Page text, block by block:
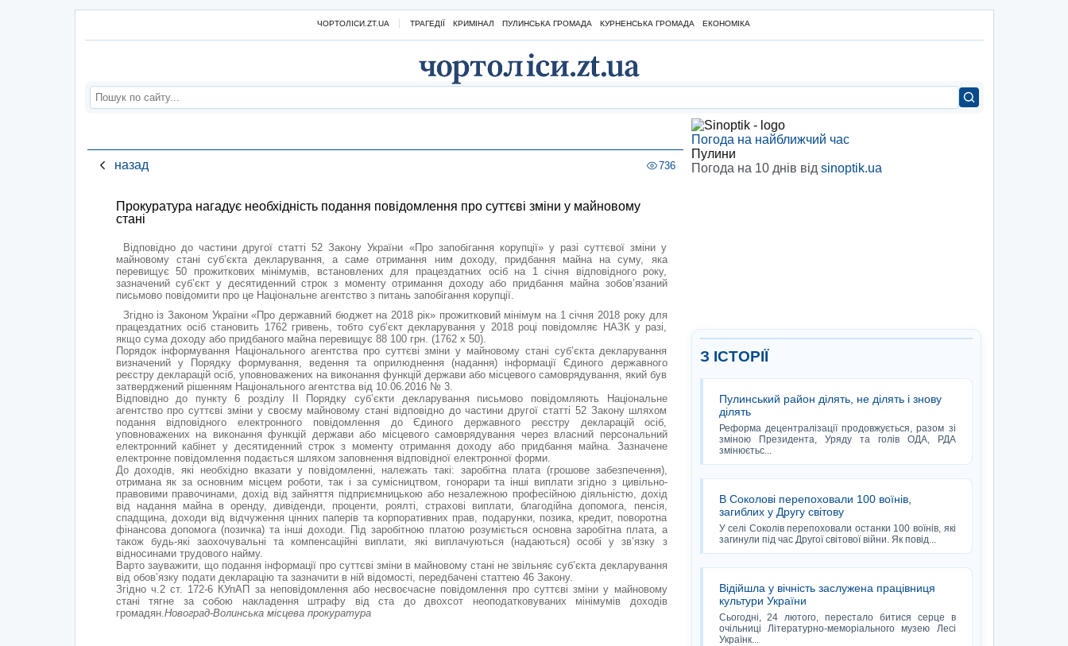
ЧОРТОЛІСИ.ZT.UA ТРАГЕДІЇ КРИМІНАЛ ПУЛИНСЬКА ГРОМАДА КУРНЕНСЬКА ГРОМАДА ЕКОНОМІКА
назад 736
Прокуратура нагадує необхідність подання повідомлення про суттєві зміни у майновому
стані
Відповідно до частини другої статті 52 Закону України «Про запобігання корупції» у разі суттєвої зміни у
майновому стані суб’єкта декларування, а саме отримання ним доходу, придбання майна на суму, яка
перевищує 50 прожиткових мінімумів, встановлених для працездатних осіб на 1 січня відповідного року,
зазначений суб’єкт у десятиденний строк з моменту отримання доходу або придбання майна зобов’язаний
письмово повідомити про це Національне агентство з питань запобігання корупції.
Згідно із Законом України «Про державний бюджет на 2018 рік» прожитковий мінімум на 1 січня 2018 року для
працездатних осіб становить 1762 гривень, тобто суб’єкт декларування у 2018 році повідомляє НАЗК у разі,
якщо сума доходу або придбаного майна перевищує 88 100 грн. (1762 х 50).
Порядок інформування Національного агентства про суттєві зміни у майновому стані суб’єкта декларування
визначений у Порядку формування, ведення та оприлюднення (надання) інформації Єдиного державного
реєстру декларацій осіб, уповноважених на виконання функцій держави або місцевого самоврядування, який був
затверджений рішенням Національного агентства від 10.06.2016 № 3.
Відповідно до пункту 6 розділу II Порядку суб’єкти декларування письмово повідомляють Національне
агентство про суттєві зміни у своєму майновому стані відповідно до частини другої статті 52 Закону шляхом
подання відповідного електронного повідомлення до Єдиного державного реєстру декларацій осіб,
уповноважених на виконання функцій держави або місцевого самоврядування через власний персональний
електронний кабінет у десятиденний строк з моменту отримання доходу або придбання майна. Зазначене
електронне повідомлення подається шляхом заповнення відповідної електронної форми.
До доходів, які необхідно вказати у повідомленні, належать такі: заробітна плата (грошове забезпечення),
отримана як за основним місцем роботи, так і за сумісництвом, гонорари та інші виплати згідно з цивільно-
правовими правочинами, дохід від зайняття підприємницькою або незалежною професійною діяльністю, дохід
від надання майна в оренду, дивіденди, проценти, роялті, страхові виплати, благодійна допомога, пенсія,
спадщина, доходи від відчуження цінних паперів та корпоративних прав, подарунки, позика, кредит, поворотна
фінансова допомога (позичка) та інші доходи. Під заробітною платою розуміється основна заробітна плата, а
також будь-які заохочувальні та компенсаційні виплати, які виплачуються (надаються) особі у зв’язку з
відносинами трудового найму.
Варто зауважити, що подання інформації про суттєві зміни в майновому стані не звільняє суб’єкта декларування
від обов’язку подати декларацію та зазначити в ній відомості, передбачені статтею 46 Закону.
Згідно ч.2 ст. 172-6 КУпАП за неповідомлення або несвоєчасне повідомлення про суттєві зміни у майновому
стані тягне за собою накладення штрафу від ста до двохсот неоподатковуваних мінімумів доходів
громадян.Новоград-Волинська місцева прокуратура
Погода на найближчий час
Пулини
Погода на 10 днів від sinoptik.ua
З ІСТОРІЇ
Пулинський район ділять, не ділять і знову
ділять
Реформа децентралізації продовжується, разом зі
зміною Президента, Уряду та голів ОДА, РДА
змінюєтьс...
В Соколові перепоховали 100 воїнів,
загиблих у Другу світову
У селі Соколів перепоховали останки 100 воїнів, які
загинули під час Другої світової війни. Як повід...
Відійшла у вічність заслужена працівниця
культури України
Сьогодні, 24 лютого, перестало битися серце в
очільниці Літературно-меморіального музею Лесі
Українк...